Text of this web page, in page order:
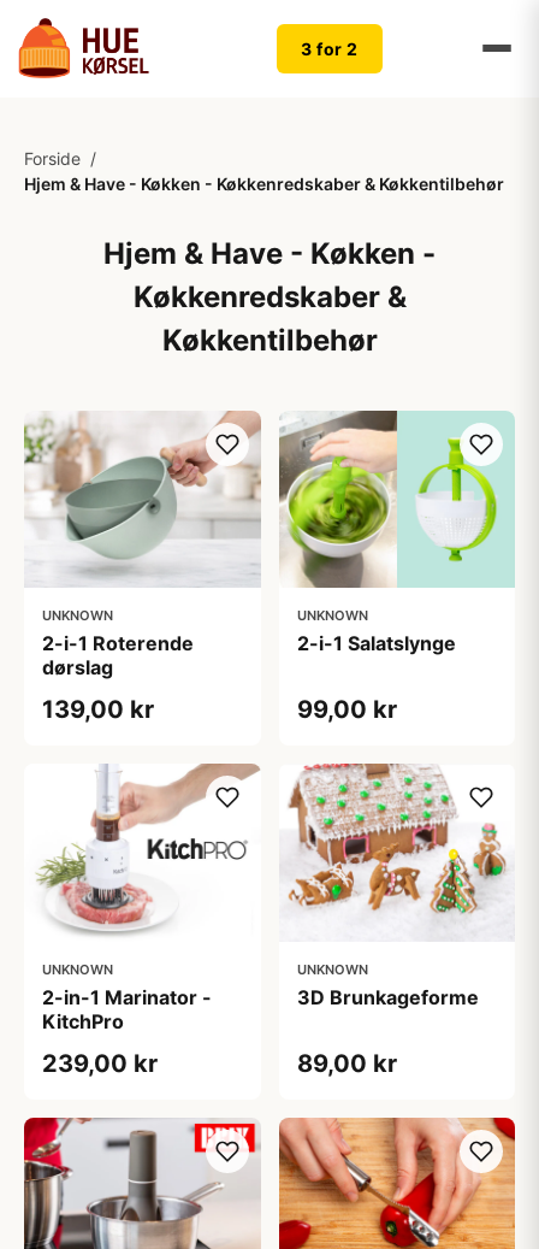
3 for 2
Forside /
Hjem & Have - Køkken - Køkkenredskaber & Køkkentilbehør
Hjem & Have - Køkken -
Køkkenredskaber &
Køkkentilbehør
UNKNOWN
2-i-1 Roterende
dørslag
139,00 kr
UNKNOWN
2-i-1 Salatslynge
99,00 kr
UNKNOWN
2-in-1 Marinator -
KitchPro
239,00 kr
UNKNOWN
3D Brunkageforme
89,00 kr